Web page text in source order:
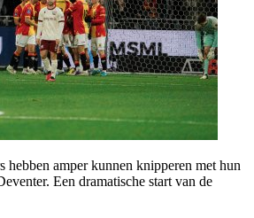
hebben amper kunnen knipperen met hun
Een dramatische start van de